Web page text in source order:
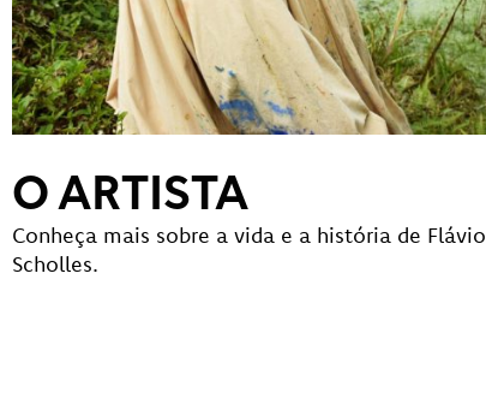
O ARTISTA
Conheça mais sobre a vida e a história de Flávio
Scholles.